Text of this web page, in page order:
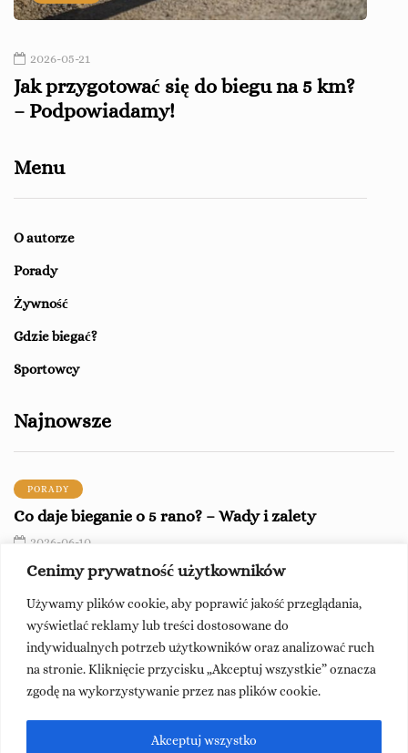
Cenimy prywatność użytkowników
Używamy plików cookie, aby poprawić jakość przeglądania,
wyświetlać reklamy lub treści dostosowane do
indywidualnych potrzeb użytkowników oraz analizować ruch
na stronie. Kliknięcie przycisku „Akceptuj wszystkie” oznacza
zgodę na wykorzystywanie przez nas plików cookie.
Akceptuj wszystko
2026-05-21
Jak przygotować się do biegu na 5 km?
– Podpowiadamy!
Menu
O autorze
Porady
Żywność
Gdzie biegać?
Sportowcy
Najnowsze
PORADY
Co daje bieganie o 5 rano? – Wady i zalety
2026-06-10
Jak się ubrać na bieganie zimą? – Podstawowe
zasady ubioru
2026-06-09
Czy bez ACL można biegać? – Podpowiadamy!